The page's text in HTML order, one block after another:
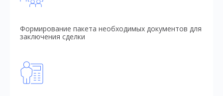
Формирование пакета необходимых документов для
заключения сделки